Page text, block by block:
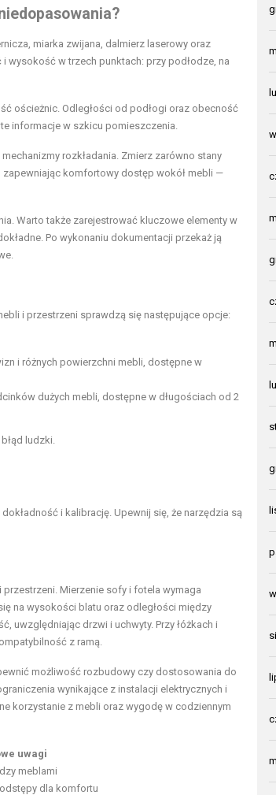
miarka zwijana, dalmierz laserowy oraz
wysokość w trzech punktach: przy podłodze, na
ościeżnic. Odległości od podłogi oraz obecność
te informacje w szkicu pomieszczenia.
rozkładania. Zmierz zarówno stany
zapewniając komfortowy dostęp wokół mebli —
Warto także zarejestrować kluczowe elementy w
Po wykonaniu dokumentacji przekaż ją
i przestrzeni sprawdzą się następujące opcje:
i różnych powierzchni mebli, dostępne w
dużych mebli, dostępne w długościach od 2
ludzki.
i kalibrację. Upewnij się, że narzędzia są
Mierzenie sofy i fotela wymaga
na wysokości blatu oraz odległości między
uwzględniając drzwi i uchwyty. Przy łóżkach i
z ramą.
możliwość rozbudowy czy dostosowania do
wynikające z instalacji elektrycznych i
korzystanie z mebli oraz wygodę w codziennym
uwagi
meblami
dla komfortu